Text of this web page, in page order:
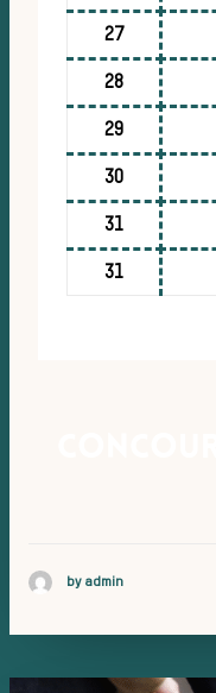
27
28
29
30
31
31
by admin